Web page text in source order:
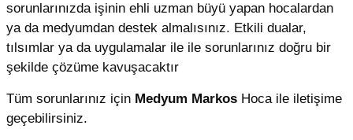
sorunlarınızda işinin ehli uzman büyü yapan hocalardan
ya da medyumdan destek almalısınız. Etkili dualar,
tılsımlar ya da uygulamalar ile ile sorunlarınız doğru bir
şekilde çözüme kavuşacaktır
Tüm sorunlarınız için Medyum Markos Hoca ile iletişime
geçebilirsiniz.